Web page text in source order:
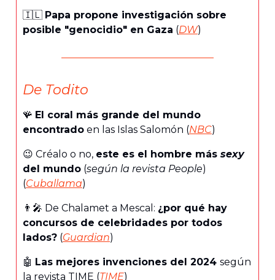
🇮🇱 Papa propone investigación sobre
posible "genocidio" en Gaza (DW)
De Todito
🪸 El coral más grande del mundo
encontrado en las Islas Salomón (NBC)
😉 Créalo o no, este es el hombre más sexy
del mundo (según la revista People)
(Cuballama)
👨‍🎤 De Chalamet a Mescal: ¿por qué hay
concursos de celebridades por todos
lados? (Guardian)
🤖 Las mejores invenciones del 2024 según
la revista TIME (TIME)